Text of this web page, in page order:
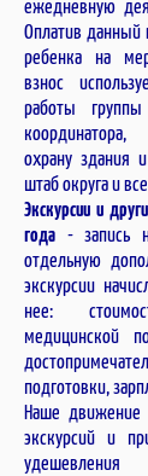
ежедневную
Оплатив данный
ребенка на
взнос
работы
охрану здания
штаб округа и
Экскурсии и
года - запись
отдельную
экскурсии
нее:
медицинской
подготовки,
Наше движение
экскурсий и
удешевления